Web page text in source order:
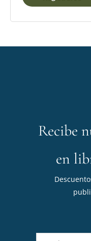
Recibe
en